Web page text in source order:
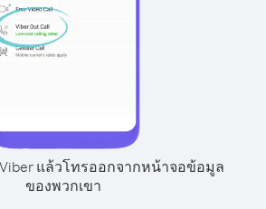
แล้วโทรออกจากหน้าจอข้อมูล
ของพวกเขา